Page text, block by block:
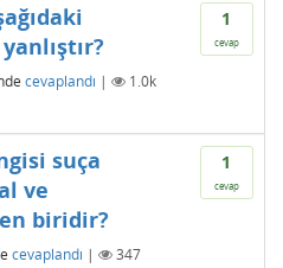
1
cevap
cevaplandı |
1.0k
1
cevap
suça
ve
biridir?
cevaplandı |
347